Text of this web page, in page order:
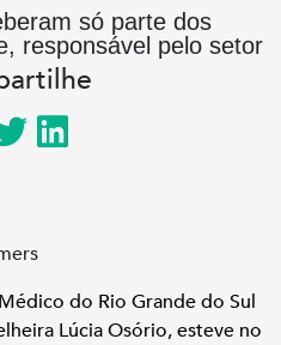
só parte dos
responsável pelo setor
do Rio Grande do Sul
Lúcia Osório, esteve no